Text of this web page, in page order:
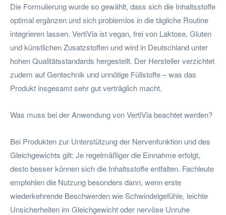
Die Formulierung wurde so gewählt, dass sich die Inhaltsstoffe
optimal ergänzen und sich problemlos in die tägliche Routine
integrieren lassen. VertiVia ist vegan, frei von Laktose, Gluten
und künstlichen Zusatzstoffen und wird in Deutschland unter
hohen Qualitätsstandards hergestellt. Der Hersteller verzichtet
zudem auf Gentechnik und unnötige Füllstoffe – was das
Produkt insgesamt sehr gut verträglich macht.
Was muss bei der Anwendung von VertiVia beachtet werden?
Bei Produkten zur Unterstützung der Nervenfunktion und des
Gleichgewichts gilt: Je regelmäßiger die Einnahme erfolgt,
desto besser können sich die Inhaltsstoffe entfalten. Fachleute
empfehlen die Nutzung besonders dann, wenn erste
wiederkehrende Beschwerden wie Schwindelgefühle, leichte
Unsicherheiten im Gleichgewicht oder nervöse Unruhe